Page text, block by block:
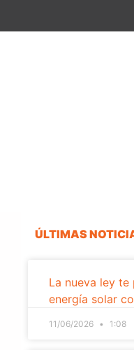
ÚLTIMAS
La nueva ley
energía solar
11/06/2026 1:08